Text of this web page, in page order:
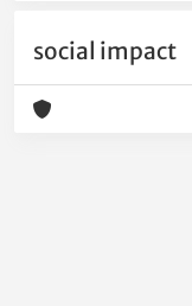
social impact